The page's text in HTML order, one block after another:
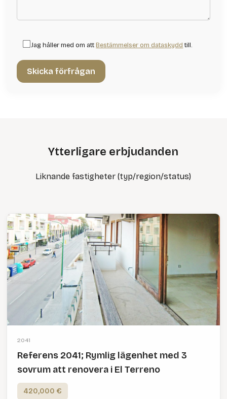
Jag håller med om attBestämmelser om dataskyddtill.
Ytterligare erbjudanden
Liknande fastigheter (typ/region/status)
2041
Referens 2041; Rymlig lägenhet med 3
sovrum att renovera i El Terreno
420,000 €